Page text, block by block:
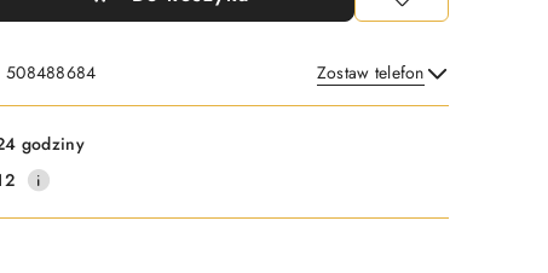
508488684 Zostaw telefon
Wyślij
godziny